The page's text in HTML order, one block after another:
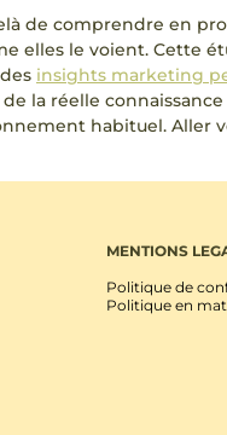
de comprendre en
elles le voient. Cette
insights marketing
la réelle
habituel. Aller
MENTIONS
Politique de
Politique en